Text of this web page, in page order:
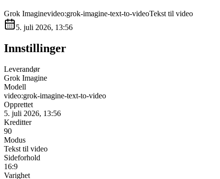
Grok Imaginevideo:grok-imagine-text-to-videoTekst til video
5. juli 2026, 13:56
Innstillinger
Leverandør
Grok Imagine
Modell
video:grok-imagine-text-to-video
Opprettet
5. juli 2026, 13:56
Kreditter
90
Modus
Tekst til video
Sideforhold
16:9
Varighet